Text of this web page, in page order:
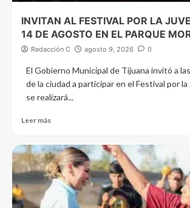
INVITAN AL FESTIVAL POR LA
14 DE AGOSTO EN EL PARQUE
Redacción C agosto 9, 2026 0
El Gobierno Municipal de Tijuana invitó a
de la ciudad a participar en el Festival por
se realizará...
Leer más